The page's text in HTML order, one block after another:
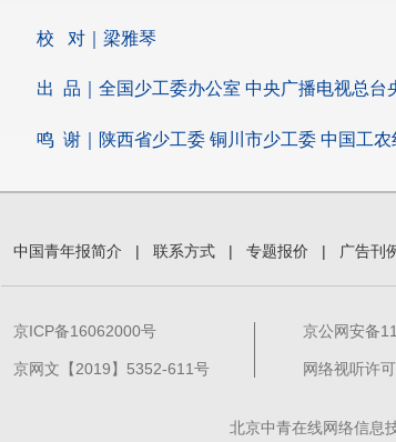
校 对｜梁雅琴
出 品｜全国少工委办公室 中央广播电视总台
鸣 谢｜陕西省少工委 铜川市少工委 中国工
中国青年报简介 | 联系方式 | 专题报价 | 广告刊
京ICP备16062000号
京网文【2019】5352-611号
京公网安备
网络视听许
北京中青在线网络信息